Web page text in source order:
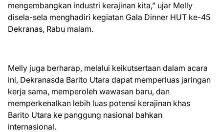
mengembangkan industri kerajinan kita,” ujar Melly
disela-sela menghadiri kegiatan Gala Dinner HUT ke-45
Dekranas, Rabu malam.
Melly juga berharap, melalui keikutsertaan dalam acara
ini, Dekranasda Barito Utara dapat memperluas jaringan
kerja sama, memperoleh wawasan baru, dan
memperkenalkan lebih luas potensi kerajinan khas
Barito Utara ke panggung nasional bahkan
internasional.